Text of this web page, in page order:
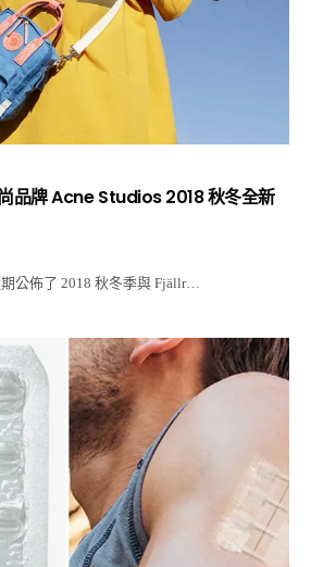
品牌 Acne Studios 2018 秋冬全新
公佈了 2018 秋冬季與 Fjällr…